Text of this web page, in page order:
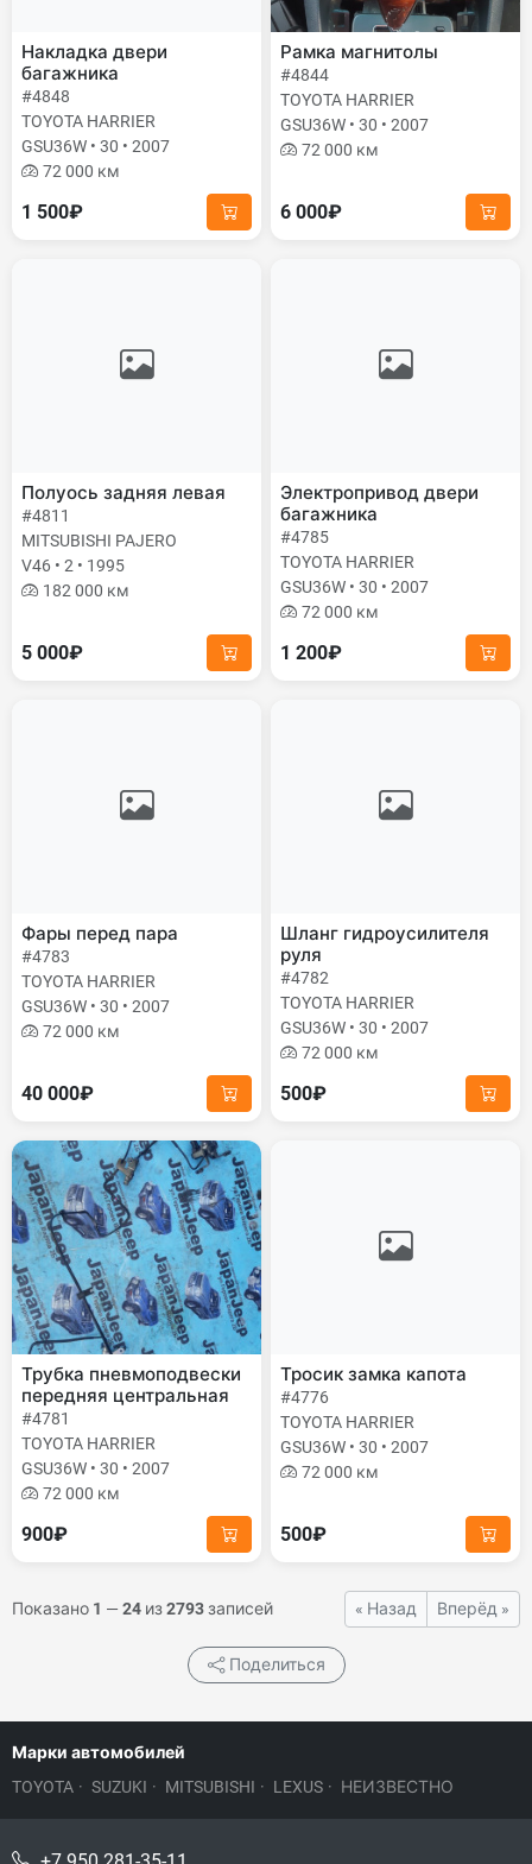
Накладка двери
багажника
#4848
TOYOTA HARRIER
GSU36W • 30 • 2007
72 000 км
1 500₽
Рамка магнитолы
#4844
TOYOTA HARRIER
GSU36W • 30 • 2007
72 000 км
6 000₽
Полуось задняя левая
#4811
MITSUBISHI PAJERO
V46 • 2 • 1995
182 000 км
5 000₽
Электропривод двери
багажника
#4785
TOYOTA HARRIER
GSU36W • 30 • 2007
72 000 км
1 200₽
Фары перед пара
#4783
TOYOTA HARRIER
GSU36W • 30 • 2007
72 000 км
40 000₽
Шланг гидроусилителя
руля
#4782
TOYOTA HARRIER
GSU36W • 30 • 2007
72 000 км
500₽
Трубка пневмоподвески
передняя центральная
#4781
TOYOTA HARRIER
GSU36W • 30 • 2007
72 000 км
900₽
Тросик замка капота
#4776
TOYOTA HARRIER
GSU36W • 30 • 2007
72 000 км
500₽
Показано 1 — 24 из2793записей « Назад Вперёд »
Поделиться
Марки автомобилей
TOYOTA · SUZUKI · MITSUBISHI · LEXUS · НЕИЗВЕСТНО